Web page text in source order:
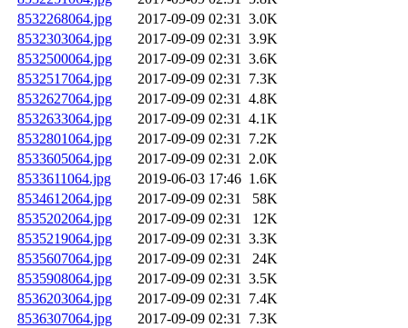
8532268064.jpg
2017-09-09 02:31 3.0K
8532303064.jpg
2017-09-09 02:31 3.9K
8532500064.jpg
2017-09-09 02:31 3.6K
8532517064.jpg
2017-09-09 02:31 7.3K
8532627064.jpg
2017-09-09 02:31 4.8K
8532633064.jpg
2017-09-09 02:31 4.1K
8532801064.jpg
2017-09-09 02:31 7.2K
8533605064.jpg
2017-09-09 02:31 2.0K
8533611064.jpg
2019-06-03 17:46 1.6K
8534612064.jpg
2017-09-09 02:31
58K
8535202064.jpg
2017-09-09 02:31
12K
8535219064.jpg
2017-09-09 02:31 3.3K
8535607064.jpg
2017-09-09 02:31
24K
8535908064.jpg
2017-09-09 02:31 3.5K
8536203064.jpg
2017-09-09 02:31 7.4K
8536307064.jpg
2017-09-09 02:31 7.3K